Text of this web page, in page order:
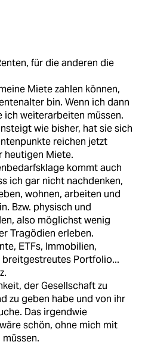
für die anderen die
Miete zahlen können,
bin. Wenn ich dann
ich weiterarbeiten müssen.
wie bisher, hat sie sich
reichen jetzt
heutigen Miete.
kommt auch
ich gar nicht nachdenken,
wohnen, arbeiten und
Bzw. physisch und
also möglichst wenig
Tragödien erleben.
ETFs, Immobilien,
Portfolio...
der Gesellschaft zu
zu geben habe und von ihr
Das irgendwie
schön, ohne mich mit